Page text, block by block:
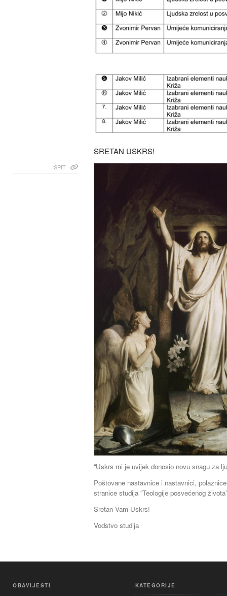
SRETAN USKRS!
ISPIT
“Uskrs mi je uvijek donosio novu snagu za
Poštovane nastavnice i nastavnici,
stranice studija “Teologije posvećenog
Sretan Vam Uskrs!
Vodstvo studija
OBAVIJESTI KATEGORIJE